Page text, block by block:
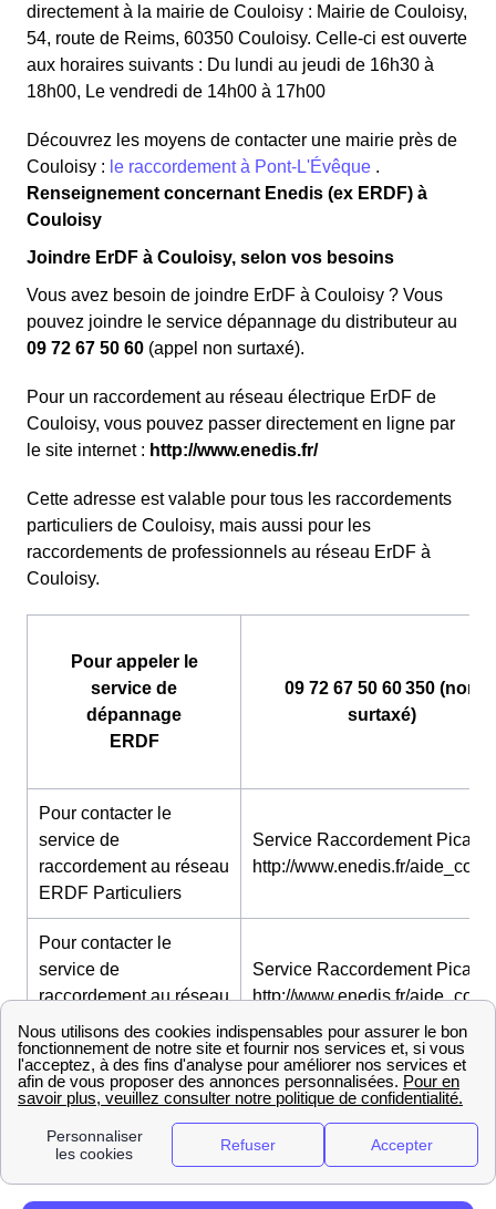
directement à la mairie de Couloisy : Mairie de Couloisy,
54, route de Reims, 60350 Couloisy. Celle-ci est ouverte
aux horaires suivants : Du lundi au jeudi de 16h30 à
18h00, Le vendredi de 14h00 à 17h00
Découvrez les moyens de contacter une mairie près de
Couloisy : le raccordement à Pont-L'Évêque .
Renseignement concernant Enedis (ex ERDF) à
Couloisy
Joindre ErDF à Couloisy, selon vos besoins
Vous avez besoin de joindre ErDF à Couloisy ? Vous
pouvez joindre le service dépannage du distributeur au
09 72 67 50 60 (appel non surtaxé).
Pour un raccordement au réseau électrique ErDF de
Couloisy, vous pouvez passer directement en ligne par
le site internet : http://www.enedis.fr/
Cette adresse est valable pour tous les raccordements
particuliers de Couloisy, mais aussi pour les
raccordements de professionnels au réseau ErDF à
Couloisy.
Pour appeler le
service de
dépannage
ERDF
09 72 67 50 60 350 (non
surtaxé)
Pour contacter le
service de
raccordement au réseau
ERDF Particuliers
Service Raccordement
http://www.enedis.fr/
Pour contacter le
service de
raccordement au réseau
ERDF Professionnels
Service Raccordement
http://www.enedis.fr/
Ouvrez votre compteur d'électricité à Couloisy
En fonction du délai que vous choisissez, l'ouverture de
votrecompteur électriqueà Couloisy vous coutera